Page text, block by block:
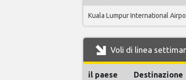
Kuala Lumpur International
Voli di linea
il paese Destinazione